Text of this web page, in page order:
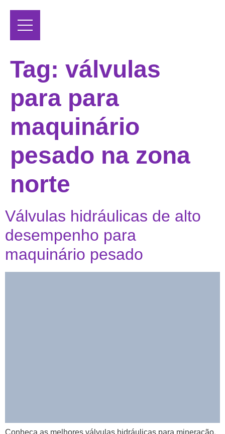
Tag: válvulas
para para
maquinário
pesado na zona
norte
Válvulas hidráulicas de alto
desempenho para
maquinário pesado